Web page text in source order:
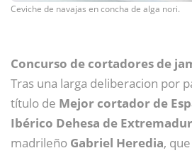
Ceviche de navajas en concha de alga nori.
Concurso de cortadores de
Tras una larga deliberacion por
título de Mejor cortador de
Ibérico Dehesa de Extremadur
madrileño Gabriel Heredia,